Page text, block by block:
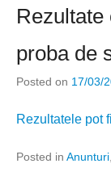
proba de
Posted on 17/03/
Rezultatele pot
Posted in Anunturi